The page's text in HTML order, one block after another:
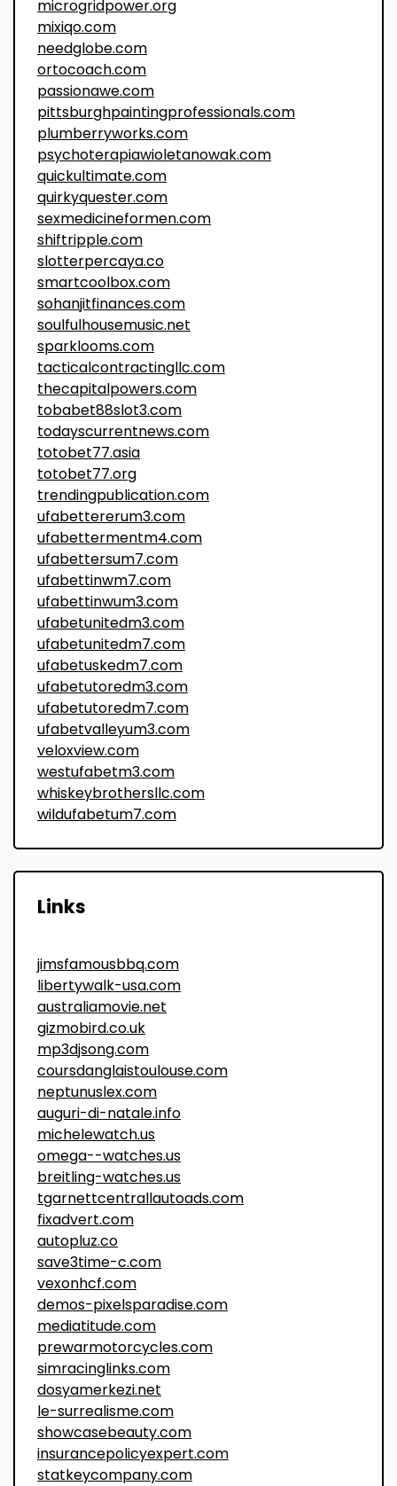
microgridpower.org
mixiqo.com
needglobe.com
ortocoach.com
passionawe.com
pittsburghpaintingprofessionals.com
plumberryworks.com
psychoterapiawioletanowak.com
quickultimate.com
quirkyquester.com
sexmedicineformen.com
shiftripple.com
slotterpercaya.co
smartcoolbox.com
sohanjitfinances.com
soulfulhousemusic.net
sparklooms.com
tacticalcontractingllc.com
thecapitalpowers.com
tobabet88slot3.com
todayscurrentnews.com
totobet77.asia
totobet77.org
trendingpublication.com
ufabettererum3.com
ufabettermentm4.com
ufabettersum7.com
ufabettinwm7.com
ufabettinwum3.com
ufabetunitedm3.com
ufabetunitedm7.com
ufabetuskedm7.com
ufabetutoredm3.com
ufabetutoredm7.com
ufabetvalleyum3.com
veloxview.com
westufabetm3.com
whiskeybrothersllc.com
wildufabetum7.com
Links
jimsfamousbbq.com
libertywalk-usa.com
australiamovie.net
gizmobird.co.uk
mp3djsong.com
coursdanglaistoulouse.com
neptunuslex.com
auguri-di-natale.info
michelewatch.us
omega--watches.us
breitling-watches.us
tgarnettcentrallautoads.com
fixadvert.com
autopluz.co
save3time-c.com
vexonhcf.com
demos-pixelsparadise.com
mediatitude.com
prewarmotorcycles.com
simracinglinks.com
dosyamerkezi.net
le-surrealisme.com
showcasebeauty.com
insurancepolicyexpert.com
statkeycompany.com